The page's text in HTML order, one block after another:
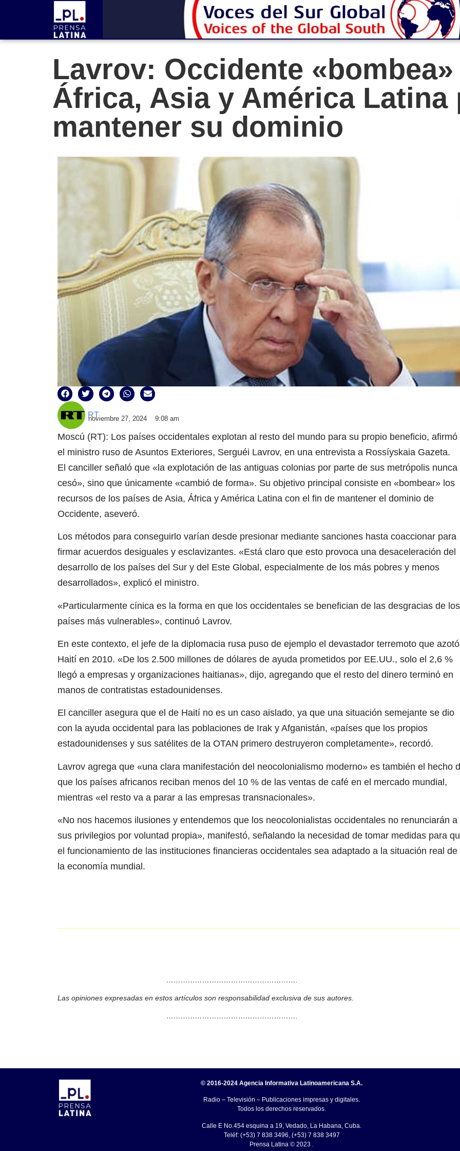
Lavrov: Occidente
África, Asia y América Latina
mantener su dominio
RT
noviembre 27, 2024 9:08 am
Moscú (RT): Los países occidentales explotan al resto del mundo para su propio beneficio, afirmó
el ministro ruso de Asuntos Exteriores, Serguéi Lavrov, en una entrevista a Rossíyskaia Gazeta.
El canciller señaló que «la explotación de las antiguas colonias por parte de sus metrópolis nunca
cesó», sino que únicamente «cambió de forma». Su objetivo principal consiste en «bombear» los
recursos de los países de Asia, África y América Latina con el fin de mantener el dominio de
Occidente, aseveró.
Los métodos para conseguirlo varían desde presionar mediante sanciones hasta coaccionar para
firmar acuerdos desiguales y esclavizantes. «Está claro que esto provoca una desaceleración del
desarrollo de los países del Sur y del Este Global, especialmente de los más pobres y menos
desarrollados», explicó el ministro.
«Particularmente cínica es la forma en que los occidentales se benefician de las desgracias de los
países más vulnerables», continuó Lavrov.
En este contexto, el jefe de la diplomacia rusa puso de ejemplo el devastador terremoto que azotó
Haití en 2010. «De los 2.500 millones de dólares de ayuda prometidos por EE.UU., solo el 2,6 %
llegó a empresas y organizaciones haitianas», dijo, agregando que el resto del dinero terminó en
manos de contratistas estadounidenses.
El canciller asegura que el de Haití no es un caso aislado, ya que una situación semejante se dio
con la ayuda occidental para las poblaciones de Irak y Afganistán, «países que los propios
estadounidenses y sus satélites de la OTAN primero destruyeron completamente», recordó.
Lavrov agrega que «una clara manifestación del neocolonialismo moderno» es también el hecho
que los países africanos reciban menos del 10 % de las ventas de café en el mercado mundial,
mientras «el resto va a parar a las empresas transnacionales».
«No nos hacemos ilusiones y entendemos que los neocolonialistas occidentales no renunciarán a
sus privilegios por voluntad propia», manifestó, señalando la necesidad de tomar medidas para
el funcionamiento de las instituciones financieras occidentales sea adaptado a la situación real de
la economía mundial.
……………………………………………….
Las opiniones expresadas en estos artículos son responsabilidad exclusiva de sus autores.
……………………………………………….
© 2016-2024 Agencia Informativa Latinoamericana S.A.
Radio – Televisión – Publicaciones impresas y digitales.
Todos los derechos reservados.
Calle E No.454 esquina a 19, Vedado, La Habana, Cuba.
Teléf: (+53) 7 838 3496, (+53) 7 838 3497
Prensa Latina © 2023 .